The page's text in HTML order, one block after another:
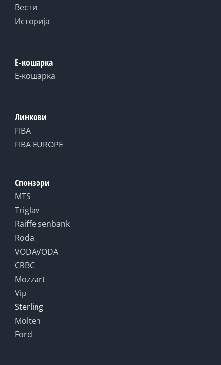
Вести
Историја
Е-кошарка
Е-кошарка
Линкови
FIBA
FIBA EUROPE
Спонзори
MTS
Triglav
Raiffeisenbank
Roda
VODAVODA
CRBC
Mozzart
Vip
Sterling
Molten
Ford